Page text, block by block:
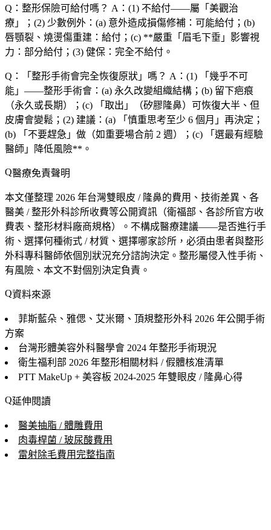
Q：整形保險可給付嗎？ A：(1) 不給付——屬「美觀治
療」；(2) 少數例外 ：(a) 意外造成損傷修補：可能給付；(b)
唇顎裂、燒燙傷重建：給付；(c) **嚴重「眉毛下垂」影響視
力：部分給付；(3) 健保 ：完全不給付。
Q：「整形手術會完全恢復原狀」嗎？ A：(1) 「幾乎不可
能」——整形手術會：(a) 永久改變組織結構 ；(b) 留下疤痕
（永久或長期）；(c) 「取出」（矽膠隆鼻）可恢復大半、但
皮膚會變鬆 ；(2) 建議 ：(a) 「慎重思考至少 6 個月」再決定；
(b) 「不要趕急」做（如重要場合前 2 週）；(c) 「選最有經驗
醫師」降低風險**。
醫療免責聲明
本文僅整理 2026 年台灣雙眼皮 / 隆鼻的費用、技術差異、各
醫美 / 整形外科診所收費等公開資訊（衛福部、各診所官方收
費表、整形材料廠商規格）。 不構成醫療建議——是否進行手
術、選擇何種術式 / 材質、選擇哪家診所，必須由患者與整形
外科專科醫師依個別狀況充分諮詢決定。整形屬侵入性手術、
有風險、本文不對個別決定負責。
資料來源
菲斯藍朵、雅偲、艾米爾、頂規整形外科 2026 年公開手術
方案
台灣形體美容外科醫學會 2024 年整形手術現況
衛生福利部 2026 年整形相關材料 / 假體核准清單
PTT MakeUp + 美容板 2024-2025 年雙眼皮 / 隆鼻心得
延伸閱讀
醫美抽脂 / 體雕費用
肉毒桿菌 / 玻尿酸費用
雷射除毛費用完整指南